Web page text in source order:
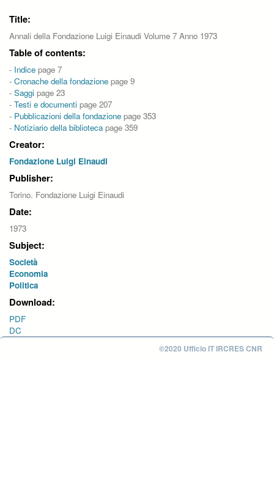
Title:
Annali della Fondazione Luigi Einaudi Volume 7 Anno 1973
Table of contents:
- Indice page 7
- Cronache della fondazione page 9
- Saggi page 23
- Testi e documenti page 207
- Pubblicazioni della fondazione page 353
- Notiziario della biblioteca page 359
Creator:
Fondazione Luigi Einaudi
Publisher:
Torino. Fondazione Luigi Einaudi
Date:
1973
Subject:
Società
Economia
Politica
Download:
PDF
DC
©2020 Ufficio IT IRCRES CNR